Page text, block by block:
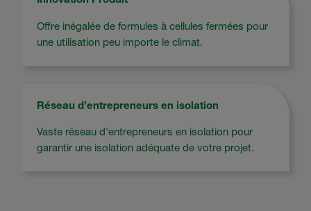
Offre inégalée de formules à cellules fermées pour
une utilisation peu importe le climat.
Réseau d’entrepreneurs en isolation
Vaste réseau d'entrepreneurs en isolation pour
garantir une isolation adéquate de votre projet.